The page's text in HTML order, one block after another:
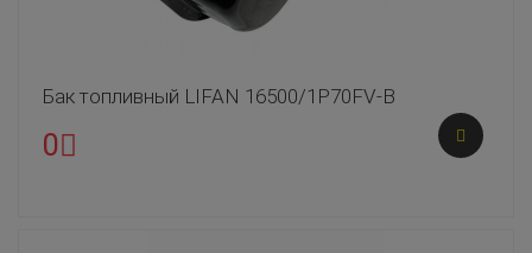
Бак топливный LIFAN 16500/1P70FV-B
0